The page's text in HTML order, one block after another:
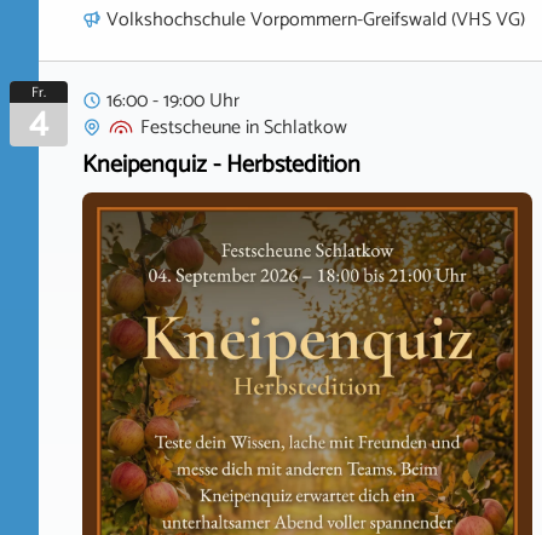
Volkshochschule Vorpommern-Greifswald (VHS VG)
Fr.
4
16:00 - 19:00 Uhr
FestscheuneinSchlatkow
Kneipenquiz - Herbstedition